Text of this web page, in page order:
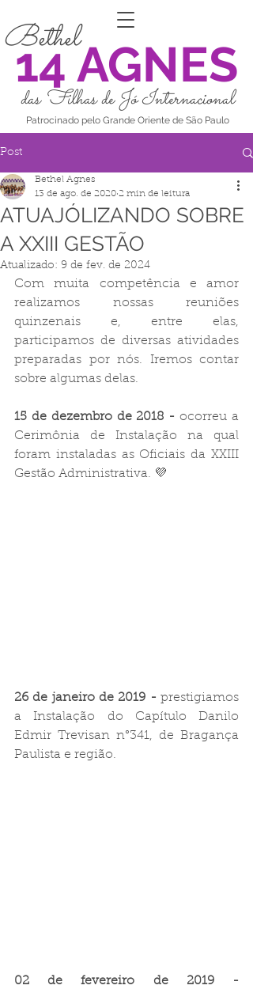
14 AGNES
Bethel
Patrocinado pelo Grande Oriente de São Paulo
das Filhas de Jó Internacional
Post
ATUAJÓLIZANDO SOBRE
A XXIII GESTÃO
Bethel Agnes
13 de ago. de 2020 2 min de leitura
Atualizado: 9 de fev. de 2024
Com muita competência e amor
realizamos nossas reuniões
quinzenais e, entre elas,
participamos de diversas atividades
preparadas por nós. Iremos contar
sobre algumas delas.
15 de dezembro de 2018 - ocorreu a
Cerimônia de Instalação na qual
foram instaladas as Oficiais da XXIII
Gestão Administrativa. 💜
26 de janeiro de 2019 - prestigiamos
a Instalação do Capítulo Danilo
Edmir Trevisan n°341, de Bragança
Paulista e região.
02 de fevereiro de 2019 -